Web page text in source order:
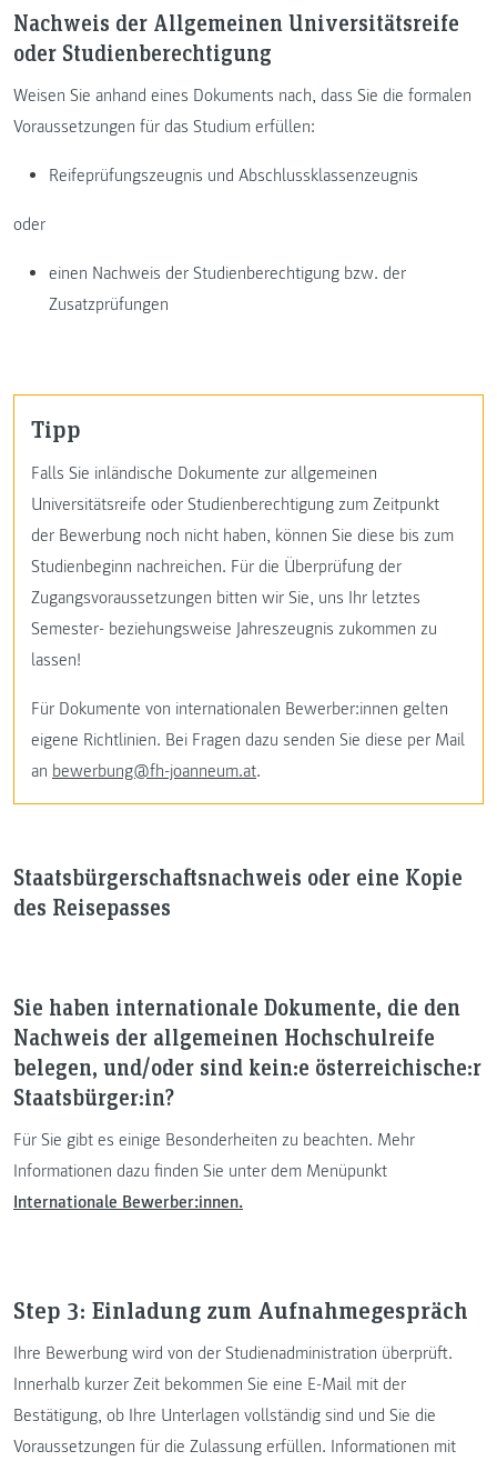
Nachweis der Allgemeinen Universitätsreife
oder Studienberechtigung
Weisen Sie anhand eines Dokuments nach, dass Sie die formalen
Voraussetzungen für das Studium erfüllen:
Reifeprüfungszeugnis und Abschlussklassenzeugnis
oder
einen Nachweis der Studienberechtigung bzw. der
Zusatzprüfungen
Tipp
Falls Sie inländische Dokumente zur allgemeinen
Universitätsreife oder Studienberechtigung zum Zeitpunkt
der Bewerbung noch nicht haben, können Sie diese bis zum
Studienbeginn nachreichen. Für die Überprüfung der
Zugangsvoraussetzungen bitten wir Sie, uns Ihr letztes
Semester- beziehungsweise Jahreszeugnis zukommen zu
lassen!
Für Dokumente von internationalen Bewerber:innen gelten
eigene Richtlinien. Bei Fragen dazu senden Sie diese per Mail
an bewerbung@fh-joanneum.at.
Staatsbürgerschaftsnachweis oder eine Kopie
des Reisepasses
Sie haben internationale Dokumente, die den
Nachweis der allgemeinen Hochschulreife
belegen, und/oder sind kein:e österreichische:r
Staatsbürger:in?
Für Sie gibt es einige Besonderheiten zu beachten. Mehr
Informationen dazu finden Sie unter dem Menüpunkt
Internationale Bewerber:innen.
Step 3: Einladung zum Aufnahmegespräch
Ihre Bewerbung wird von der Studienadministration überprüft.
Innerhalb kurzer Zeit bekommen Sie eine E-Mail mit der
Bestätigung, ob Ihre Unterlagen vollständig sind und Sie die
Voraussetzungen für die Zulassung erfüllen. Informationen mit